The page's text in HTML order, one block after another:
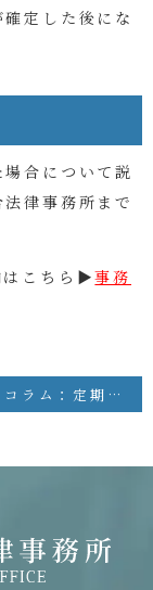
定した後にな
合について説
律事務所まで
はこちら▶事務
コラム：定期建物賃貸借